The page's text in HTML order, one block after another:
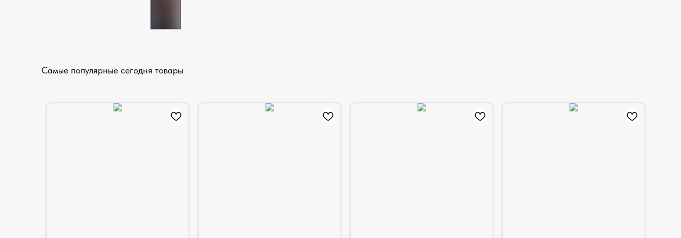
Самые популярные сегодня товары